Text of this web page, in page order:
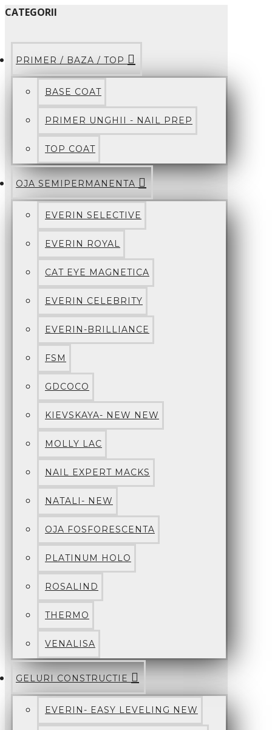
CATEGORII
PRIMER / BAZA / TOP
BASE COAT
PRIMER UNGHII - NAIL PREP
TOP COAT
OJA SEMIPERMANENTA
EVERIN SELECTIVE
EVERIN ROYAL
CAT EYE MAGNETICA
EVERIN CELEBRITY
EVERIN-BRILLIANCE
FSM
GDCOCO
KIEVSKAYA- NEW NEW
MOLLY LAC
NAIL EXPERT MACKS
NATALI- NEW
OJA FOSFORESCENTA
PLATINUM HOLO
ROSALIND
THERMO
VENALISA
GELURI CONSTRUCTIE
EVERIN- EASY LEVELING NEW